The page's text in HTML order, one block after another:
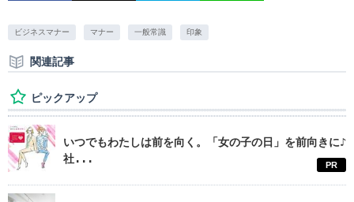
ビジネスマナー マナー 一般常識 印象
関連記事
ピックアップ
いつでもわたしは前を向く。「女の子の日」を前向きに♪
社...
PR